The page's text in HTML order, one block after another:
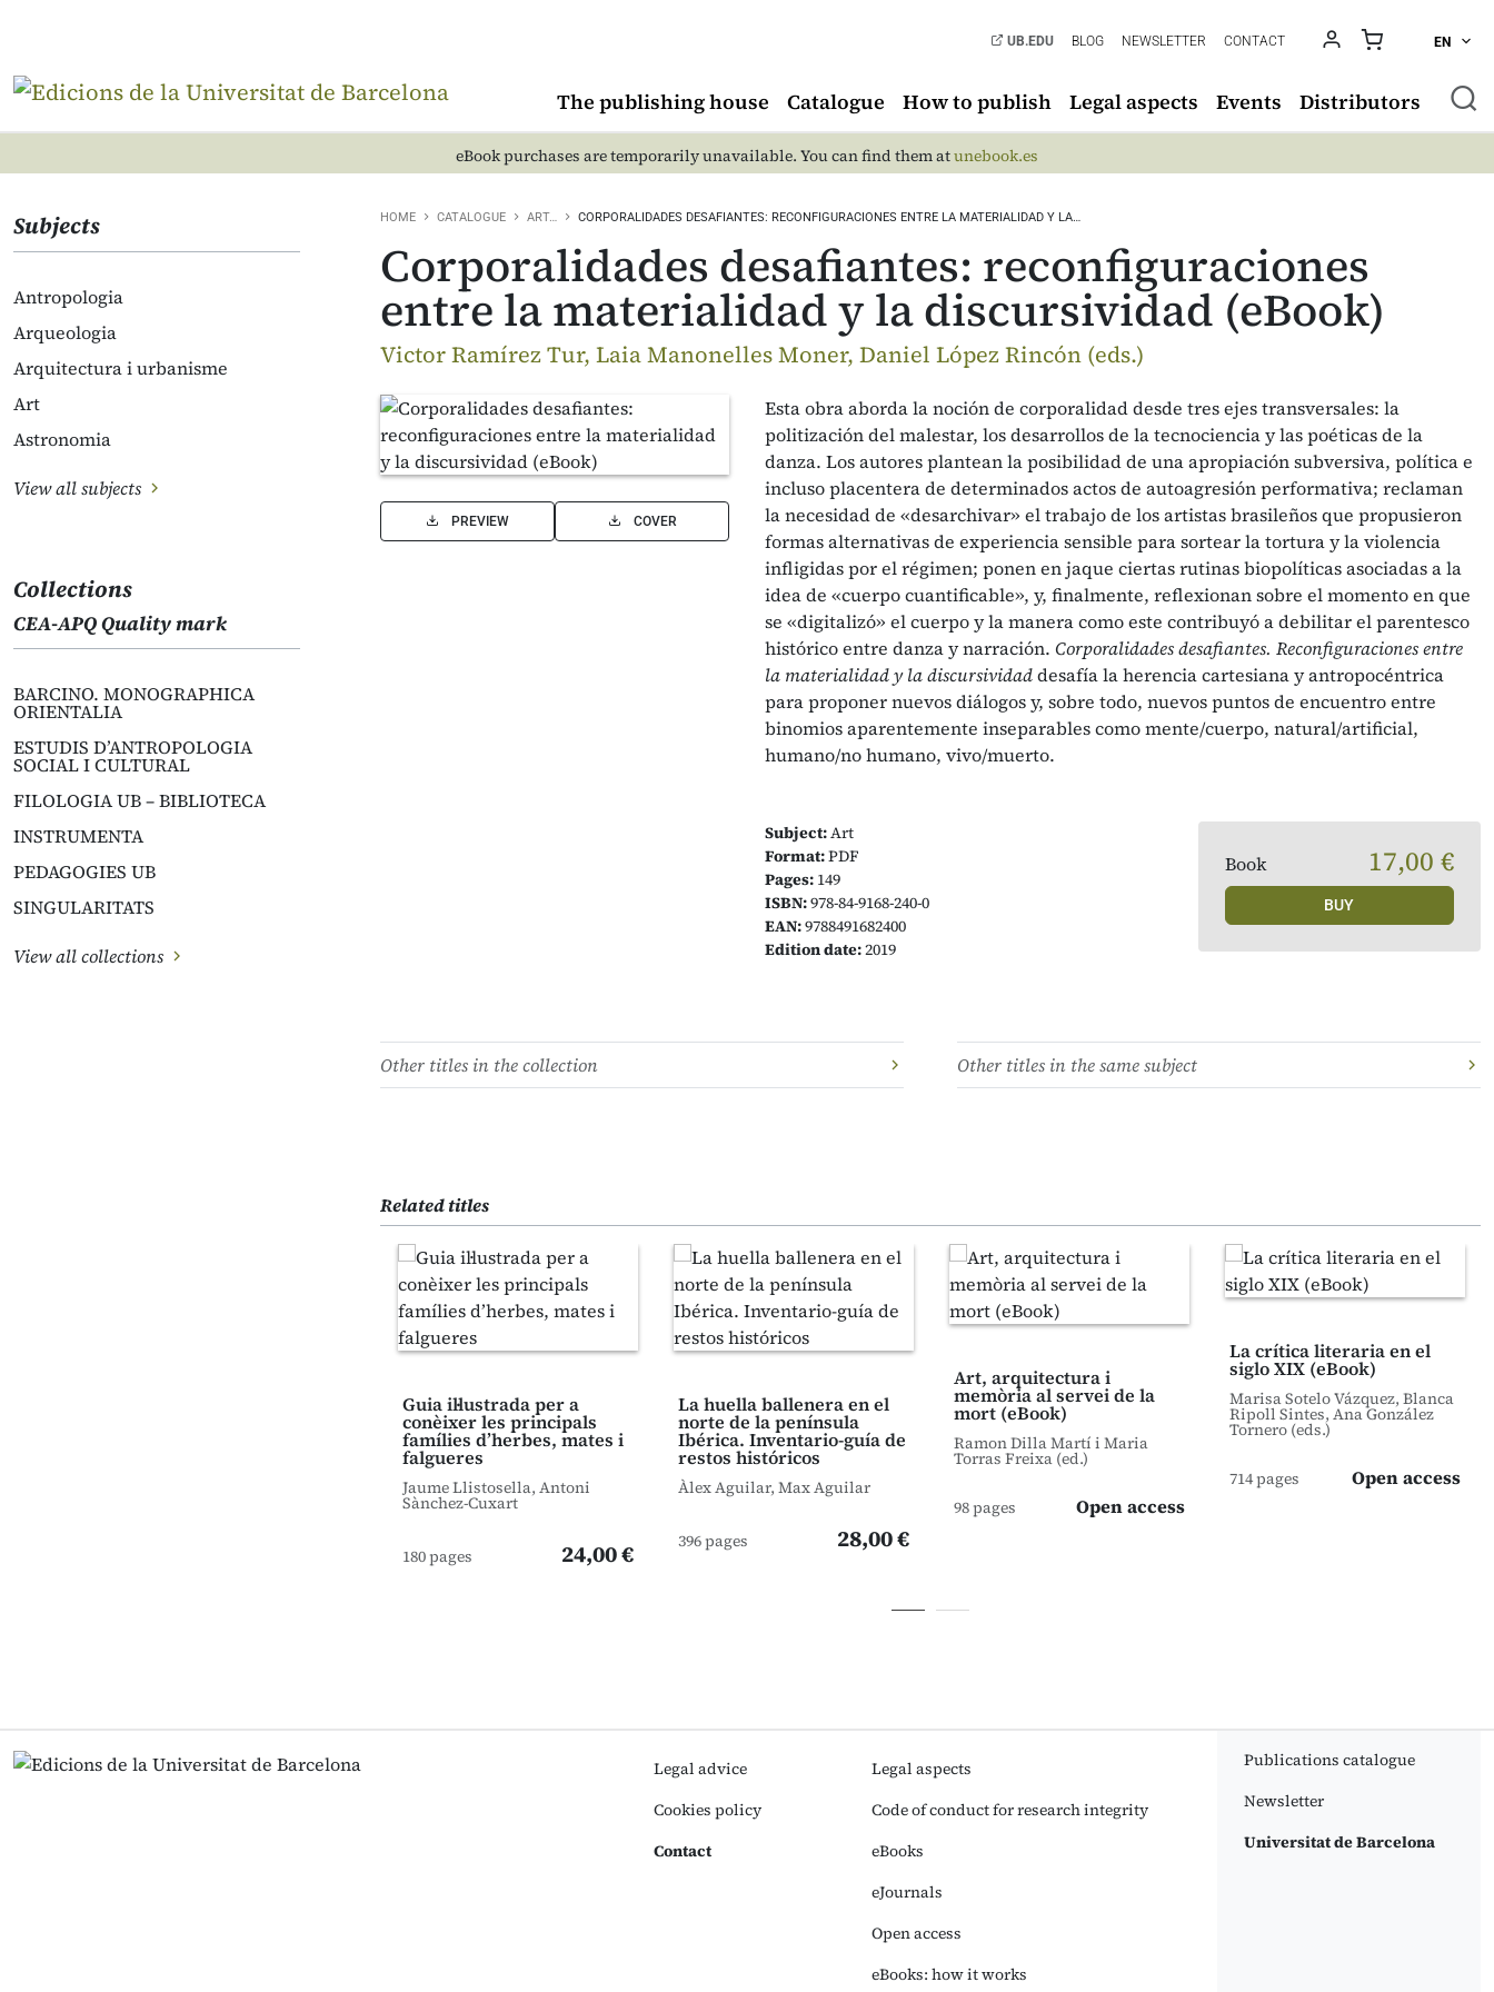
UB.EDU BLOG NEWSLETTER CONTACT EN
The publishing house Catalogue How to publish Legal aspects Events Distributors
eBook purchases are temporarily unavailable. You can find them atunebook.es
Subjects
Antropologia
Arqueologia
Arquitectura i urbanisme
Art
Astronomia
View all subjects
Collections
CEA-APQ Quality mark
BARCINO. MONOGRAPHICA
ORIENTALIA
ESTUDIS D’ANTROPOLOGIA
SOCIAL I CULTURAL
FILOLOGIA UB – BIBLIOTECA
INSTRUMENTA
PEDAGOGIES UB
SINGULARITATS
View all collections
HOME CATALOGUE ART… CORPORALIDADES DESAFIANTES: RECONFIGURACIONES ENTRE LA MATERIALIDAD Y LA…
Corporalidades desafiantes: reconfiguraciones
entre la materialidad y la discursividad (eBook)
Victor Ramírez Tur, Laia Manonelles Moner, Daniel López Rincón (eds.)
PREVIEW COVER
Esta obra aborda la noción de corporalidad desde tres ejes transversales: la
politización del malestar, los desarrollos de la tecnociencia y las poéticas de la
danza. Los autores plantean la posibilidad de una apropiación subversiva, política e
incluso placentera de determinados actos de autoagresión performativa; reclaman
la necesidad de «desarchivar» el trabajo de los artistas brasileños que propusieron
formas alternativas de experiencia sensible para sortear la tortura y la violencia
infligidas por el régimen; ponen en jaque ciertas rutinas biopolíticas asociadas a la
idea de «cuerpo cuantificable», y, finalmente, reflexionan sobre el momento en que
se «digitalizó» el cuerpo y la manera como este contribuyó a debilitar el parentesco
histórico entre danza y narración. Corporalidades desafiantes. Reconfiguraciones entre
la materialidad y la discursividaddesafía la herencia cartesiana y antropocéntrica
para proponer nuevos diálogos y, sobre todo, nuevos puntos de encuentro entre
binomios aparentemente inseparables como mente/cuerpo, natural/artificial,
humano/no humano, vivo/muerto.
Subject:Art
Format:PDF
Pages: 149
ISBN:978-84-9168-240-0
EAN:9788491682400
Edition date:2019
Book 17,00 €
BUY
Other titles in the collection Other titles in the same subject
Related titles
Guia il·lustrada per a
conèixer les principals
famílies d’herbes, mates i
falgueres
Jaume Llistosella, Antoni
Sànchez-Cuxart
180 pages 24,00 €
La huella ballenera en el
norte de la península
Ibérica. Inventario-guía de
restos históricos
Àlex Aguilar, Max Aguilar
396 pages 28,00 €
Art, arquitectura i
memòria al servei de la
mort (eBook)
Ramon Dilla Martí i Maria
Torras Freixa (ed.)
98 pages Open access
La crítica literaria en el
siglo XIX (eBook)
Marisa Sotelo Vázquez, Blanca
Ripoll Sintes, Ana González
Tornero (eds.)
714 pages Open access
Legal advice
Cookies policy
Contact
Legal aspects
Code of conduct for research integrity
eBooks
eJournals
Open access
eBooks: how it works
Publications catalogue
Newsletter
Universitat de Barcelona